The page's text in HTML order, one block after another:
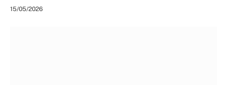
15/05/2026